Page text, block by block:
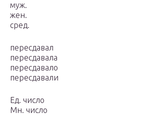
муж.
жен.
сред.
пересдавал
пересдавала
пересдавало
пересдавали
Ед. число
Мн. число